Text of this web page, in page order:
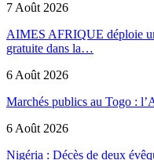
7 Août 2026
AIMES AFRIQUE déploie
gratuite dans la…
6 Août 2026
Marchés publics au Togo :
6 Août 2026
Nigéria : Décès de deux